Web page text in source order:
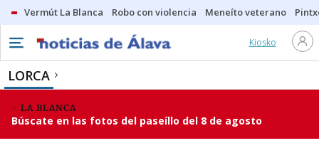
Vermút La Blanca Robo con violencia Meneíto veterano
Kiosko
LORCA
LA BLANCA
Búscate en las fotos del paseíllo del 8 de agosto